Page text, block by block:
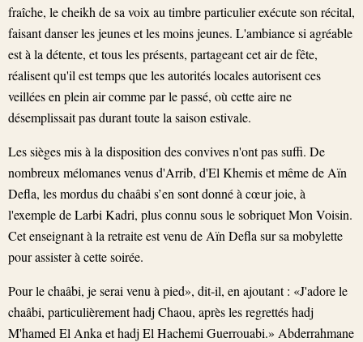
fraîche, le cheikh de sa voix au timbre particulier exécute son récital,
faisant danser les jeunes et les moins jeunes. L'ambiance si agréable
est à la détente, et tous les présents, partageant cet air de fête,
réalisent qu'il est temps que les autorités locales autorisent ces
veillées en plein air comme par le passé, où cette aire ne
désemplissait pas durant toute la saison estivale.
Les sièges mis à la disposition des convives n'ont pas suffi. De
nombreux mélomanes venus d'Arrib, d'El Khemis et même de Aïn
Defla, les mordus du chaâbi s’en sont donné à cœur joie, à
l'exemple de Larbi Kadri, plus connu sous le sobriquet Mon Voisin.
Cet enseignant à la retraite est venu de Aïn Defla sur sa mobylette
pour assister à cette soirée.
Pour le chaâbi, je serai venu à pied», dit-il, en ajoutant : «J'adore le
chaâbi, particulièrement hadj Chaou, après les regrettés hadj
M'hamed El Anka et hadj El Hachemi Guerrouabi.» Abderrahmane